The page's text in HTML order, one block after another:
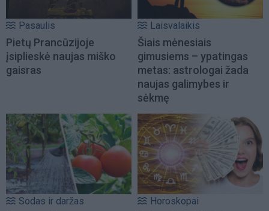
Pasaulis
Pietų Prancūzijoje
įsiplieskė naujas miško
gaisras
Laisvalaikis
Šiais mėnesiais
gimusiems – ypatingas
metas: astrologai žada
naujas galimybes ir
sėkmę
Sodas ir daržas Horoskopai